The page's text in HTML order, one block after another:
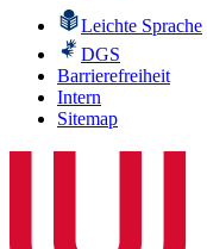
Leichte Sprache
DGS
Barrierefreiheit
Intern
Sitemap